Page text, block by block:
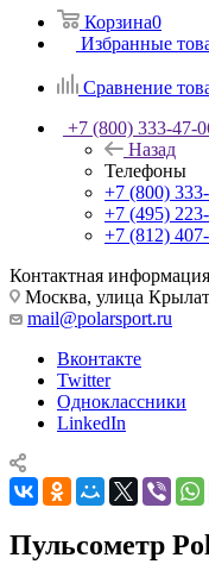
Корзина0
Избранные
Сравнение
+7 (800) 333-47-
Назад
Телефоны
+7 (800)
+7 (495)
+7 (812)
Контактная информация
Москва, улица
mail@polarsport.ru
Вконтакте
Twitter
Одноклассники
LinkedIn
Пульсометр